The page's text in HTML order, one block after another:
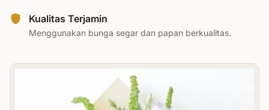
Kualitas Terjamin
Menggunakan bunga segar dan papan berkualitas.